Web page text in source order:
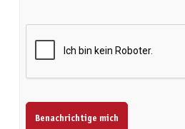
Benachrichtige mich